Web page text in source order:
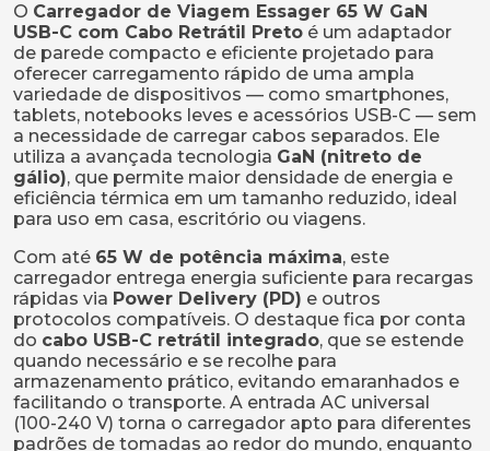
O Carregador de Viagem Essager 65 W GaN
USB-C com Cabo Retrátil Preto é um adaptador
de parede compacto e eficiente projetado para
oferecer carregamento rápido de uma ampla
variedade de dispositivos — como smartphones,
tablets, notebooks leves e acessórios USB-C — sem
a necessidade de carregar cabos separados. Ele
utiliza a avançada tecnologia GaN (nitreto de
gálio), que permite maior densidade de energia e
eficiência térmica em um tamanho reduzido, ideal
para uso em casa, escritório ou viagens.
Com até 65 W de potência máxima, este
carregador entrega energia suficiente para recargas
rápidas via Power Delivery (PD) e outros
protocolos compatíveis. O destaque fica por conta
do cabo USB-C retrátil integrado, que se estende
quando necessário e se recolhe para
armazenamento prático, evitando emaranhados e
facilitando o transporte. A entrada AC universal
(100-240 V) torna o carregador apto para diferentes
padrões de tomadas ao redor do mundo, enquanto